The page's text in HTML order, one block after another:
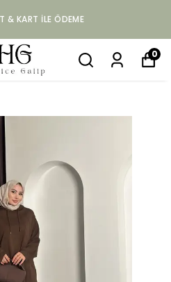
& KART ILE ÖDEME
0